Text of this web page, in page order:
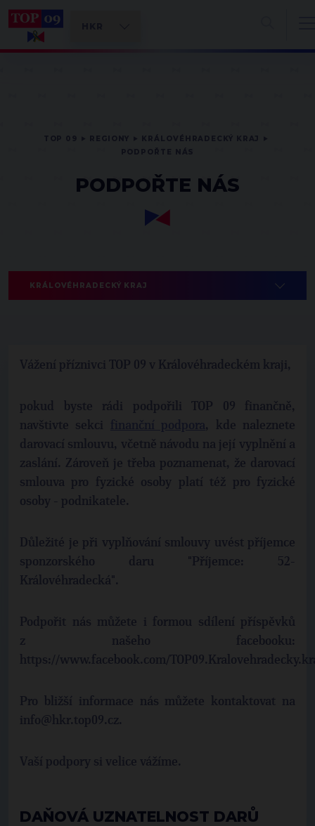
PODPOŘTE NÁS
KRÁLOVÉHRADECKÝ KRAJ
Vážení příznivci TOP 09 v Královéhradeckém kraji,
pokud byste rádi podpořili TOP 09 finančně,
navštivte sekci
, kde naleznete
darovací smlouvu, včetně návodu na její vyplnění a
zaslání. Zároveň je třeba poznamenat, že darovací
smlouva pro fyzické osoby platí též pro fyzické
osoby - podnikatele.
Důležité je při vyplňování smlouvy uvést příjemce
sponzorského daru "Příjemce: 52-
Královéhradecká".
Podpořit nás můžete i formou sdílení příspěvků
z našeho facebooku:
https://www.facebook.com/
Pro bližší informace nás můžete kontaktovat na
info@hkr.top09.cz.
Vaší podpory si velice vážíme.
DAŇOVÁ UZNATELNOST DARŮ